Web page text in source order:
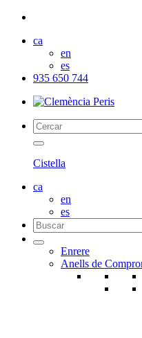
ca
en
es
935 650 744
Cistella
ca
en
es
Enrere
Anells de